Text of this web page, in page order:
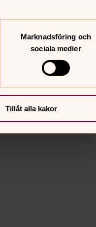
Marknadsföring och
sociala medier
Tillåt alla kakor